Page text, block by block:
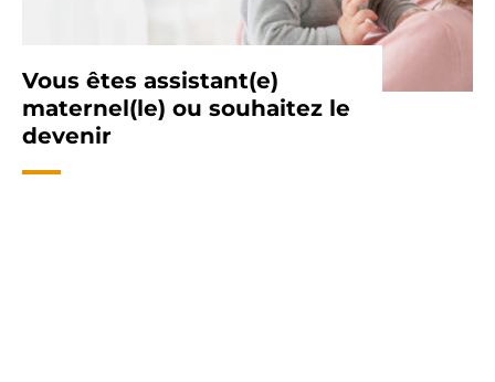
Vous êtes assistant(e)
maternel(le) ou souhaitez le
devenir